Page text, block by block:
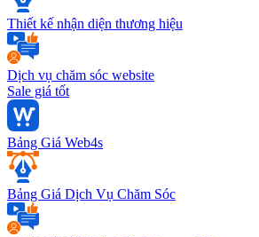
Thiết kế nhận diện thương hiệu
Dịch vụ chăm sóc website
Sale giá tốt
Bảng Giá Web4s
Bảng Giá Dịch Vụ Chăm Sóc